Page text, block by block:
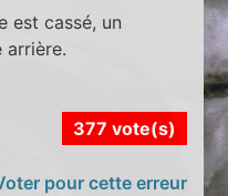
est cassé, un
arrière.
377 vote(s)
pour cette erreur